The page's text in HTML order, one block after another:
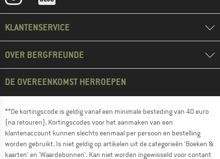
KLANTENSERVICE
OVER BERGFREUNDE
DE OVEREENKOMST HERROEPEN
**De kortingscode is geldig vanaf een minimale besteding van 40 euro
(na retouren). Kortingscodes voor het aanmaken van een
klantenaccount kunnen slechts eenmaal per persoon en bestelling
worden gebruikt. Is niet geldig op artikelen uit de categorieën 'Boeken &
kaarten' en 'Waardebonnen'. Kan niet worden ingewisseld voor contant